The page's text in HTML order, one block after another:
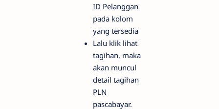
ID Pelanggan
pada kolom
yang tersedia
Lalu klik lihat
tagihan, maka
akan muncul
detail tagihan
PLN
pascabayar.